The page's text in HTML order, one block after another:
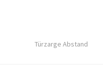
Türzarge Abstand